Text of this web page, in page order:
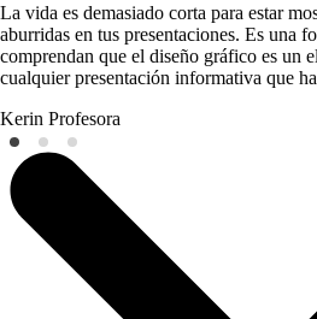
La vida es demasiado corta para estar
aburridas en tus presentaciones. Es una
comprendan que el diseño gráfico es un
cualquier presentación informativa que
Kerin Profesora